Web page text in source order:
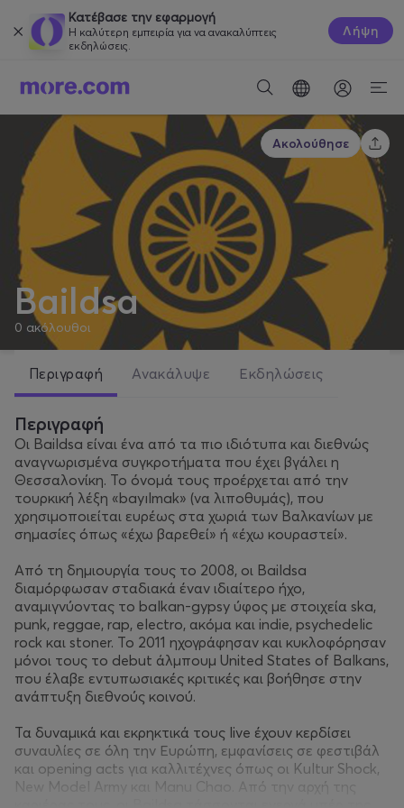
Κατέβασε την εφαρμογή
Η καλύτερη εμπειρία για να ανακαλύπτεις
εκδηλώσεις.
Λήψη
Baildsa
0 ακόλουθοι
Ακολούθησε
Περιγραφή Ανακάλυψε Εκδηλώσεις
Περιγραφή
Οι Baildsa είναι ένα από τα πιο ιδιότυπα και διεθνώς
αναγνωρισμένα συγκροτήματα που έχει βγάλει η
Θεσσαλονίκη. Το όνομά τους προέρχεται από την
τουρκική λέξη «bayılmak» (να λιποθυμάς), που
χρησιμοποιείται ευρέως στα χωριά των Βαλκανίων με
σημασίες όπως «έχω βαρεθεί» ή «έχω κουραστεί».
Από τη δημιουργία τους το 2008, οι Baildsa
διαμόρφωσαν σταδιακά έναν ιδιαίτερο ήχο,
αναμιγνύοντας το balkan-gypsy ύφος με στοιχεία ska,
punk, reggae, rap, electro, ακόμα και indie, psychedelic
rock και stoner. Το 2011 ηχογράφησαν και κυκλοφόρησαν
μόνοι τους το debut άλμπουμ United States of Balkans,
που έλαβε εντυπωσιακές κριτικές και βοήθησε στην
ανάπτυξη διεθνούς κοινού.
Τα δυναμικά και εκρηκτικά τους live έχουν κερδίσει
συναυλίες σε όλη την Ευρώπη, εμφανίσεις σε φεστιβάλ
και opening acts για καλλιτέχνες όπως οι Kultur Shock,
New Model Army και Manu Chao. Από την αρχή της